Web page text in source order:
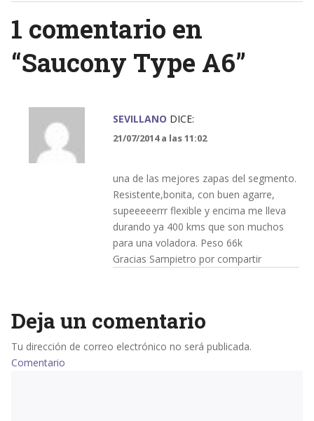
1 comentario en
“Saucony Type A6”
SEVILLANO DICE:
21/07/2014 a las 11:02
una de las mejores zapas del segmento.
Resistente,bonita, con buen agarre,
supeeeeerrr flexible y encima me lleva
durando ya 400 kms que son muchos
para una voladora. Peso 66k
Gracias Sampietro por compartir
Deja un comentario
Tu dirección de correo electrónico no será publicada.
Comentario